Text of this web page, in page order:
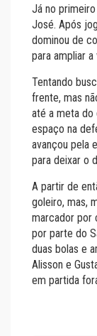
Já no
José. Após
dominou de
para ampliar
Tentando
frente, mas
até a meta do
espaço na
avançou pela
para deixar o
A partir de
goleiro, mas,
marcador por
por parte do
duas bolas e
Alisson e
em partida